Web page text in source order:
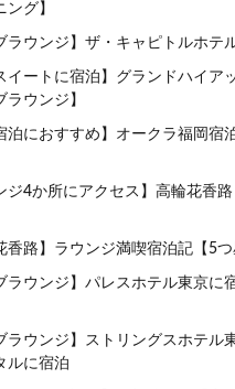
ング】
ラウンジ】ザ・キャピトルホテ
イートに宿泊】グランドハイア
ラウンジ】
泊におすすめ】オークラ福岡宿
ジ4か所にアクセス】高輪花香
香路】ラウンジ満喫宿泊記【5つ
ラウンジ】パレスホテル東京に
ラウンジ】ストリングスホテル
ルに宿泊